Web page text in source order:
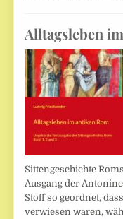
Alltagsleben
Sittengeschichte
Ausgang der
Stoff so geordnet,
verwiesen waren,